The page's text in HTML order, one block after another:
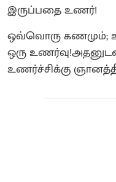
இருப்பதை உணர்!
ஒவ்வொரு கணமும்;
ஒரு
உணர்ச்சிக்கு